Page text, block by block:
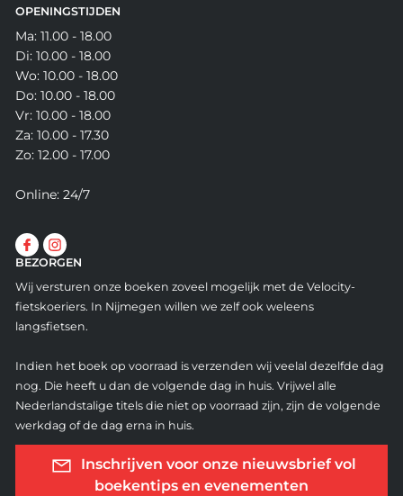
OPENINGSTIJDEN
Ma: 11.00 - 18.00
Di: 10.00 - 18.00
Wo: 10.00 - 18.00
Do: 10.00 - 18.00
Vr: 10.00 - 18.00
Za: 10.00 - 17.30
Zo: 12.00 - 17.00
Online: 24/7
BEZORGEN
Wij versturen onze boeken zoveel mogelijk met de Velocity-
fietskoeriers. In Nijmegen willen we zelf ook weleens
langsfietsen.
Indien het boek op voorraad is verzenden wij veelal dezelfde dag
nog. Die heeft u dan de volgende dag in huis. Vrijwel alle
Nederlandstalige titels die niet op voorraad zijn, zijn de volgende
werkdag of de dag erna in huis.
Inschrijven voor onze nieuwsbrief vol
boekentips en evenementen